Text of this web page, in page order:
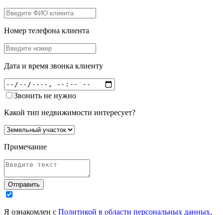
Номер телефона клиента
Дата и время звонка клиенту
Звонить не нужно
Какой тип недвижимости интересует?
Примечание
Отправить
Я ознакомлен с Политикой в области персональных данных,